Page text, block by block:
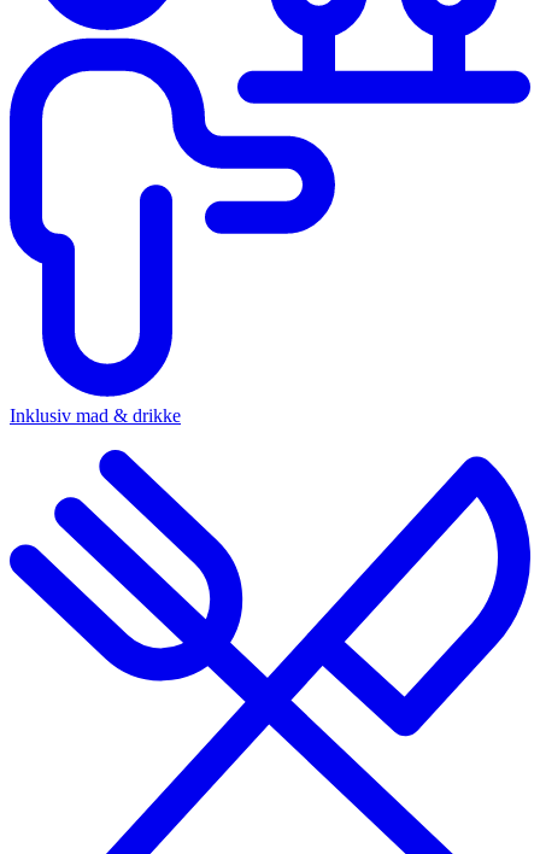
Inklusiv mad & drikke